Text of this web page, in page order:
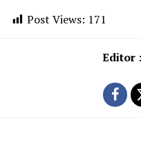
Post Views: 171
Editor :